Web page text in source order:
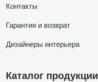
Контакты
Гарантия и возврат
Дизайнеры интерьера
Каталог продукции